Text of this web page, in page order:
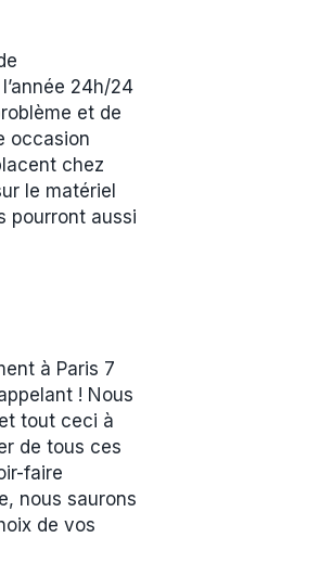
24h/24
et de
occasion
chez
le matériel
pourront aussi
à Paris 7
! Nous
tout ceci à
de tous ces
faire
nous saurons
de vos